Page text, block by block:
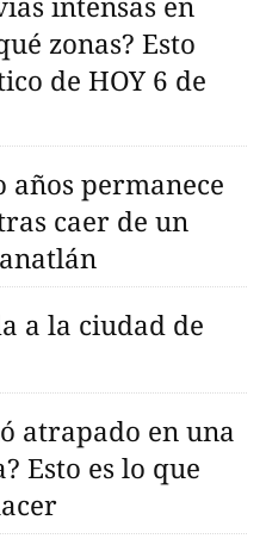
zonas? Esto
de HOY 6 de
permanece
caer de un
a la ciudad de
atrapado en una
Esto es lo que